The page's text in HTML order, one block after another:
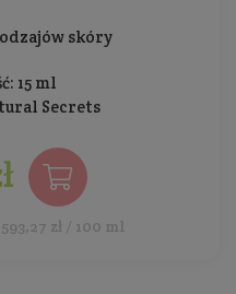
skóry
15 ml
Secrets
zł / 100 ml